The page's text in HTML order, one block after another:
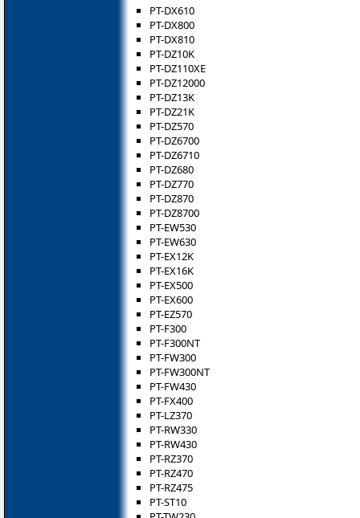
PT-DX610
PT-DX800
PT-DX810
PT-DZ10K
PT-DZ110XE
PT-DZ12000
PT-DZ13K
PT-DZ21K
PT-DZ570
PT-DZ6700
PT-DZ6710
PT-DZ680
PT-DZ770
PT-DZ870
PT-DZ8700
PT-EW530
PT-EW630
PT-EX12K
PT-EX16K
PT-EX500
PT-EX600
PT-EZ570
PT-F300
PT-F300NT
PT-FW300
PT-FW300NT
PT-FW430
PT-FX400
PT-LZ370
PT-RW330
PT-RW430
PT-RZ370
PT-RZ470
PT-RZ475
PT-ST10